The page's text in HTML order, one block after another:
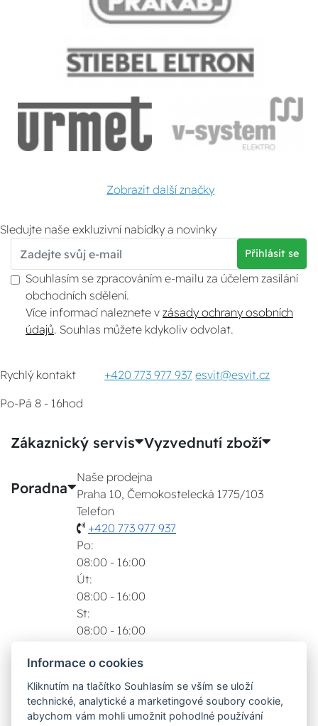
Zobrazit další značky
Sledujte naše exkluzivní nabídky a novinky
Přihlásit se
Souhlasím se zpracováním e-mailu za účelem zasílání
obchodních sdělení.
Více informací naleznete v zásady ochrany osobních
údajů . Souhlas můžete kdykoliv odvolat.
Rychlý kontakt +420 773 977 937 esvit@esvit.cz
Po-Pá 8 - 16hod
Zákaznický servis Vyzvednutí zboží
Poradna
Naše prodejna
Praha 10, Černokostelecká 1775/103
Telefon
+420 773 977 937
Po:
08:00 - 16:00
Út:
08:00 - 16:00
St:
08:00 - 16:00
08:00 - 16:00
Pá:
08:00 - 16:00
Zobrazit na mapě
Informace o cookies
Kliknutím na tlačítko Souhlasím se vším se uloží
technické, analytické a marketingové soubory cookie,
abychom vám mohli umožnit pohodlné používání